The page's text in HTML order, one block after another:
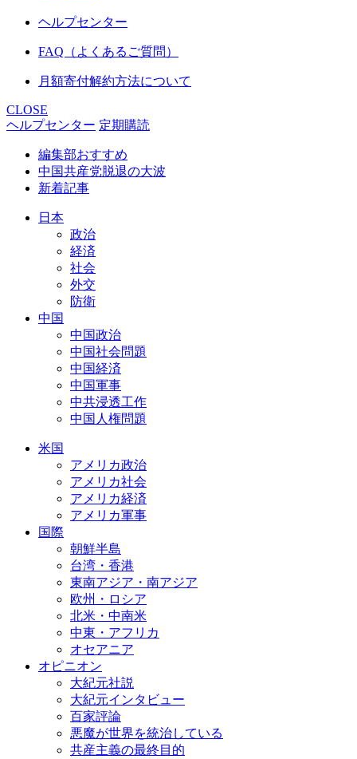
ヘルプセンター
FAQ（よくあるご質問）
月額寄付解約方法について
CLOSE
ヘルプセンター 定期購読
編集部おすすめ
中国共産党脱退の大波
新着記事
日本
政治
経済
社会
外交
防衛
中国
中国政治
中国社会問題
中国経済
中国軍事
中共浸透工作
中国人権問題
米国
アメリカ政治
アメリカ社会
アメリカ経済
アメリカ軍事
国際
朝鮮半島
台湾・香港
東南アジア・南アジア
欧州・ロシア
北米・中南米
中東・アフリカ
オセアニア
オピニオン
大紀元社説
大紀元インタビュー
百家評論
悪魔が世界を統治している
共産主義の最終目的